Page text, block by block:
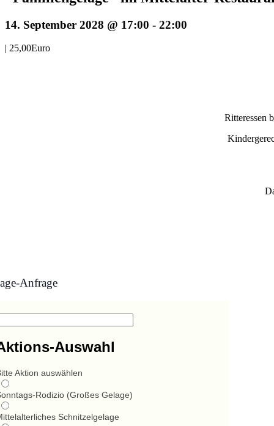
14. September 2028 @ 17:00 - 22:00
| 25,00Euro
Ritteressen
Anfrage
Auswahl
Aktion auswählen
Rodizio (Großes Gelage)
Schnitzelgelage